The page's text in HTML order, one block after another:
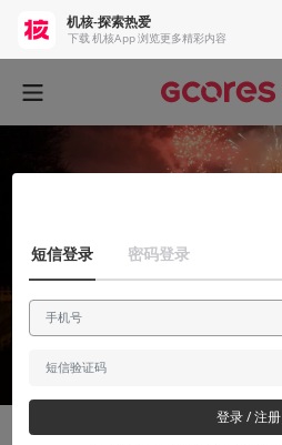
机核-探索热爱
下载 机核App 浏览更多精彩内容
短信登录 密码登录
登录 / 注册